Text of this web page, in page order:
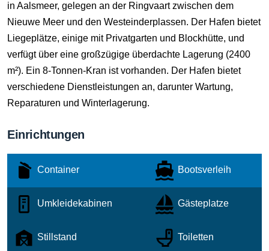
in Aalsmeer, gelegen an der Ringvaart zwischen dem
Nieuwe Meer und den Westeinderplassen. Der Hafen bietet
Liegeplätze, einige mit Privatgarten und Blockhütte, und
verfügt über eine großzügige überdachte Lagerung (2400
m²). Ein 8-Tonnen-Kran ist vorhanden. Der Hafen bietet
verschiedene Dienstleistungen an, darunter Wartung,
Reparaturen und Winterlagerung.
Einrichtungen
Container Bootsverleih
Umkleidekabinen Gästeplatze
Stillstand Toiletten